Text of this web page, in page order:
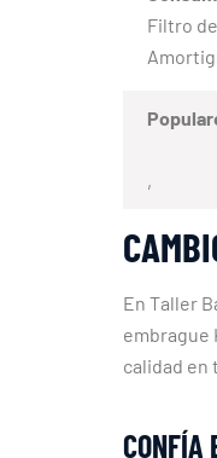
Filtro
,
En Taller
embrague
calidad en
CONFÍA